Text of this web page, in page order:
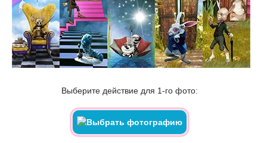
Выберите действие для 1-го фото: